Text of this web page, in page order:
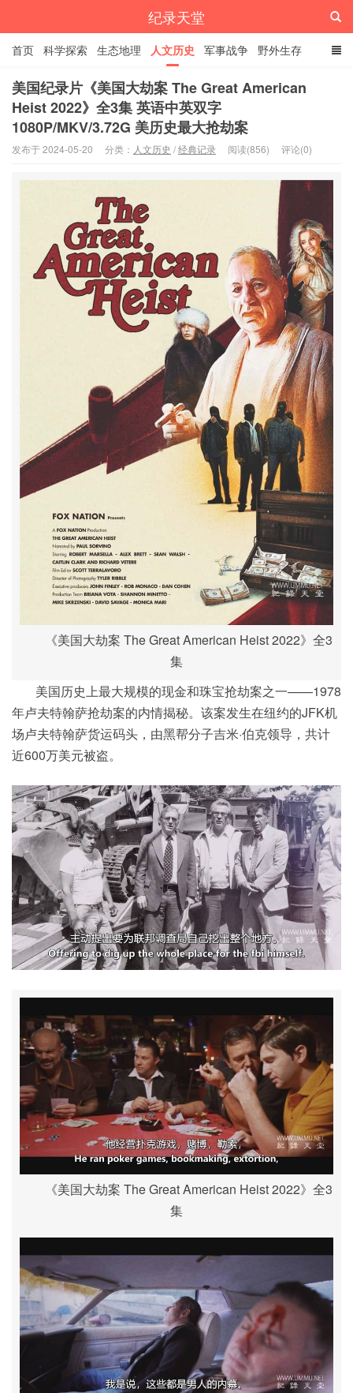
纪录天堂
首页 科学探索 生态地理 人文历史 军事战争 野外生存
经典纪录 4K纪录片 精品资源
美国纪录片《美国大劫案 The Great American
Heist 2022》全3集 英语中英双字
1080P/MKV/3.72G 美历史最大抢劫案
发布于 2024-05-20 分类： 人文历史 /经典记录 阅读(856) 评论(0)
《美国大劫案 The Great American Heist 2022》全3
集
美国历史上最大规模的现金和珠宝抢劫案之一——1978
年卢夫特翰萨抢劫案的内情揭秘。该案发生在纽约的JFK机
场卢夫特翰萨货运码头，由黑帮分子吉米·伯克领导，共计
近600万美元被盗。
《美国大劫案 The Great American Heist 2022》全3
集